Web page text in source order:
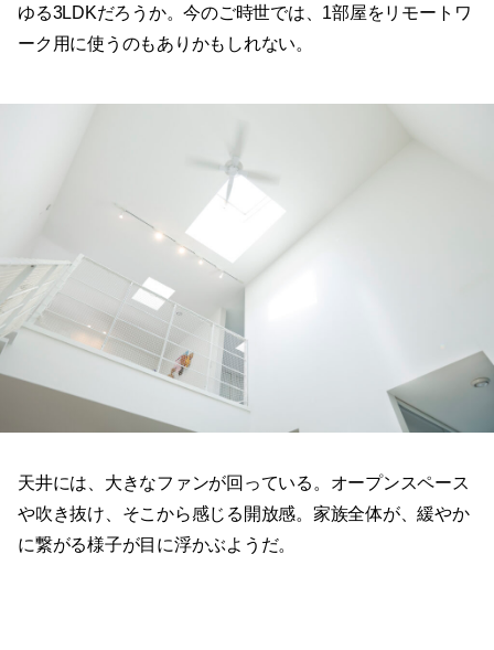
ゆる3LDKだろうか。今のご時世では、1部屋をリモートワ
ーク用に使うのもありかもしれない。
天井には、大きなファンが回っている。オープンスペース
や吹き抜け、そこから感じる開放感。家族全体が、緩やか
に繋がる様子が目に浮かぶようだ。